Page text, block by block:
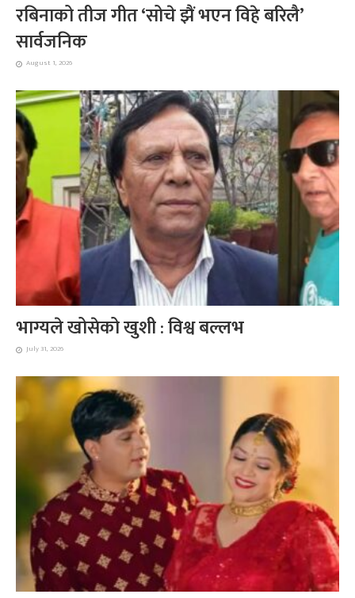
रबिनाको तीज गीत ‘सोचे झैं भएन विहे बरिलै’
सार्वजनिक
August 1, 2026
भाग्यले खोसेको खुशी : विश्व बल्लभ
July 31, 2026